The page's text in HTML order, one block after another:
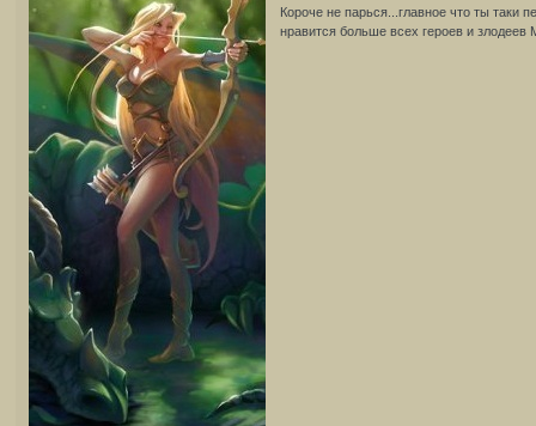
Короче не парься...главное что ты
нравится больше всех героев и